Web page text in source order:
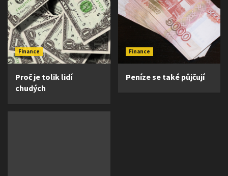
Finance
Proč je tolik lidí
chudých
Finance
Peníze se také půjčují